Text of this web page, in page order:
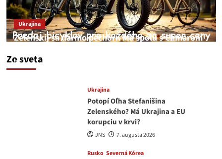
Zo sveta
Ukrajina
Zelenskij sa darmo pechorí. Má spolu s Chmarom
medvedar
Ukrajina
Potopí Oľha Stefanišina
Zelenského? Má Ukrajina a EU
korupciu v krvi?
JNS 7. augusta 2026
Rusko Severná Kórea